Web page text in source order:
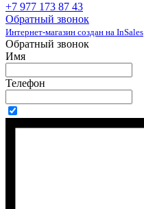
+7 977 173 87 43
Обратный звонок
Интернет-магазин создан на InSales
Обратный звонок
Имя
Телефон